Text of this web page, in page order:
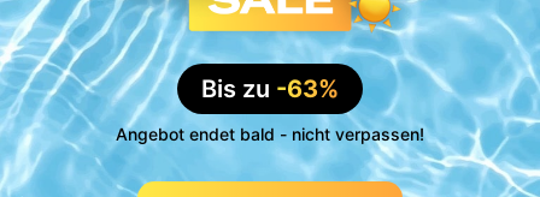
Bis zu -63%
Angebot endet bald - nicht verpassen!